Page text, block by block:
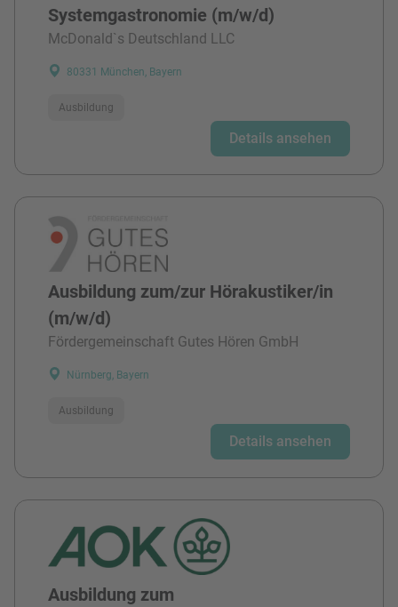
Systemgastronomie (m/w/d)
McDonald`s Deutschland LLC
80331 München, Bayern
Ausbildung
Details ansehen
Ausbildung zum/zur Hörakustiker/in
(m/w/d)
Fördergemeinschaft Gutes Hören GmbH
Nürnberg, Bayern
Ausbildung
Details ansehen
Ausbildung zum